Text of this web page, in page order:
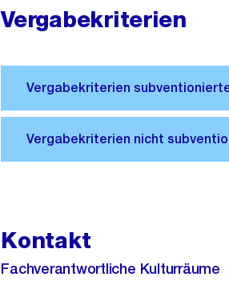
Vergabekriterien
Kontakt
Fachverantwortliche Kulturräume